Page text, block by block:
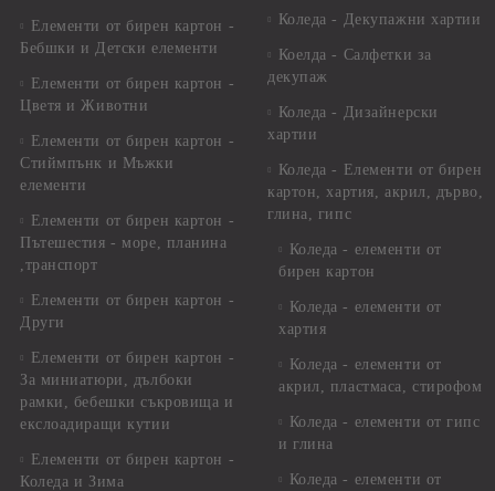
Елементи от бирен картон -
Бебшки и Детски елементи
Елементи от бирен картон -
Цветя и Животни
Елементи от бирен картон -
Стиймпънк и Мъжки
елементи
Елементи от бирен картон -
Пътешестия - море, планина
,транспорт
Елементи от бирен картон -
Други
Елементи от бирен картон -
За миниатюри, дълбоки
рамки, бебешки съкровища и
екслоадиращи кутии
Елементи от бирен картон -
Коледа и Зима
Коледа - Декупажни хартии
Коелда - Салфетки за
декупаж
Коледа - Дизайнерски
хартии
Коледа - Eлементи от бирен
картон, хартия, акрил, дърво,
глина, гипс
Коледа - елементи от
бирен картон
Коледа - елементи от
хартия
Коледа - елементи от
акрил, пластмаса, стирофом
Коледа - елементи от гипс
и глина
Коледа - елементи от